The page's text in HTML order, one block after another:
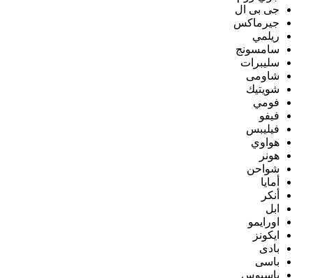
جى بى ال
جيرماكس
ريلمي
سامسونج
سليبرات
شاومى
شويتيك
فومي
فيفو
فيليبس
هواوي
هونر
شواحن
أمايا
أنكر
ابل
اورايمو
ايكونز
بادى
باسى
باسيوس